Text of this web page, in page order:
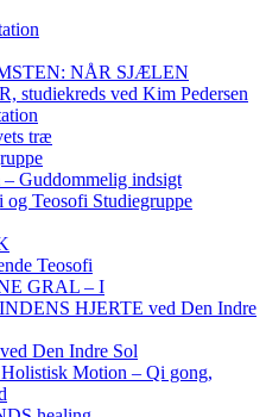
NÅR SJÆLEN
studiekreds ved Kim Pedersen
træ
Guddommelig indsigt
og Teosofi Studiegruppe
Teosofi
GRAL – I
HJERTE ved Den Indre
Den Indre Sol
Motion – Qi gong,